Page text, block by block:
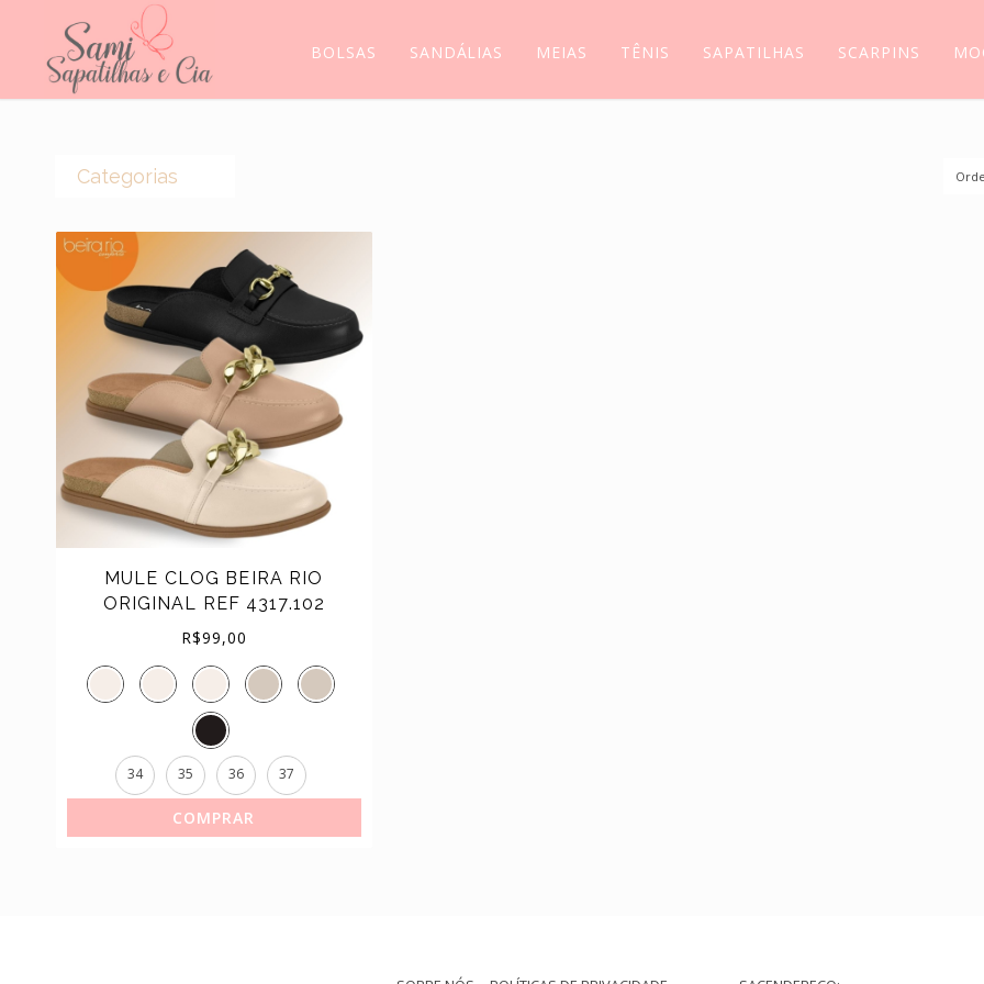
BOLSAS SANDÁLIAS MEIAS TÊNIS SAPATILHAS SCARPINS
MULE CLOG BEIRA RIO
ORIGINAL REF 4317.102
R$99,00
34 35 36 37
COMPRAR
Categorias
BOLSAS
BOTAS(14)
MEIAS
MOCASSIM(5)
SANDÁLIAS (118)
SCARPINS(6)
SAPATILHAS(11)
TÊNIS